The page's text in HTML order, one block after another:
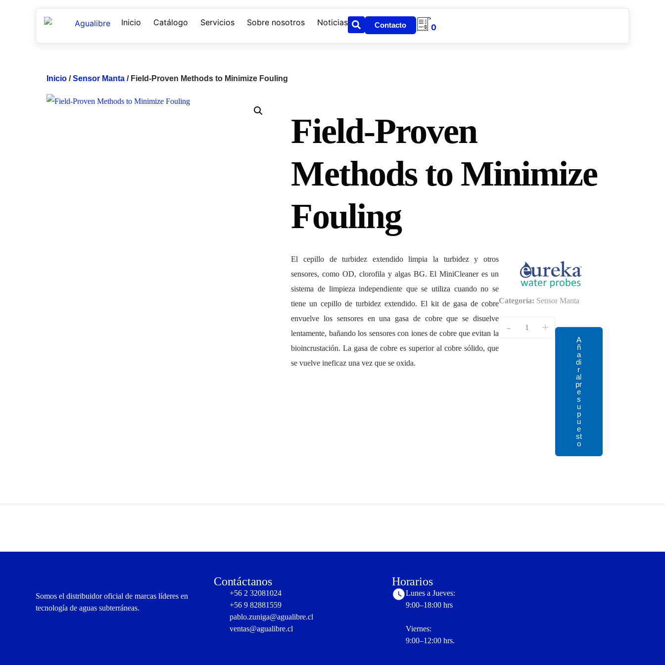
Inicio Catálogo Servicios Sobre nosotros Noticias Contacto 0
Inicio /Sensor Manta / Field-Proven Methods to Minimize Fouling
Field-Proven
Methods to Minimize
Fouling
El cepillo de turbidez extendido limpia la turbidez y otros
sensores, como OD, clorofila y algas BG. El MiniCleaner es un
sistema de limpieza independiente que se utiliza cuando no se
tiene un cepillo de turbidez extendido. El kit de gasa de cobre
envuelve los sensores en una gasa de cobre que se disuelve
lentamente, bañando los sensores con iones de cobre que evitan la
bioincrustación. La gasa de cobre es superior al cobre sólido, que
se vuelve ineficaz una vez que se oxida.
Categoría: Sensor Manta
+
-
A
ñ
a
di
r
al
pr
e
s
u
p
u
e
st
o
Somos el distribuidor oficial de marcas líderes en
tecnología de aguas subterráneas.
Contáctanos
+56 2 32081024
+56 9 82881559
pablo.zuniga@agualibre.cl
ventas@agualibre.cl
Horarios
Lunes a Jueves:
9:00–18:00 hrs
Viernes:
9:00–12:00 hrs.